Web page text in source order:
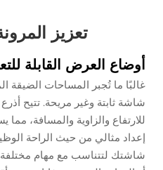
تعزيز
أوضاع العرض القابلة
غالبًا ما تُجبر المساحات الضيقة
شاشة ثابتة وغير مريحة. تتيح
للارتفاع والزاوية والمسافة،
إعداد مثالي من حيث الراحة
شاشتك لتتناسب مع مهام مختلفة